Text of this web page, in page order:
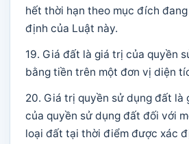
hết thời hạn theo mục đích
định của Luật này.
19. Giá đất là giá trị của quyền
bằng tiền trên một đơn vị diện
20. Giá trị quyền sử dụng đất là
của quyền sử dụng đất đối với
loại đất tại thời điểm được xác